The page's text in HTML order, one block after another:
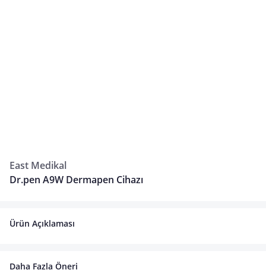
East Medikal
Dr.pen A9W Dermapen Cihazı
Ürün Açıklaması
Daha Fazla Öneri